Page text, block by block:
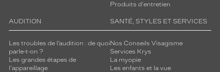
Produits d'entretien
AUDITION
Les troubles de l’audition : de quoi
parle-t-on ?
Les grandes étapes de
l'appareillage
SANTÉ, STYLES ET SERVICES
Nos Conseils Visagisme
Services Krys
La myopie
Les enfants et la vue